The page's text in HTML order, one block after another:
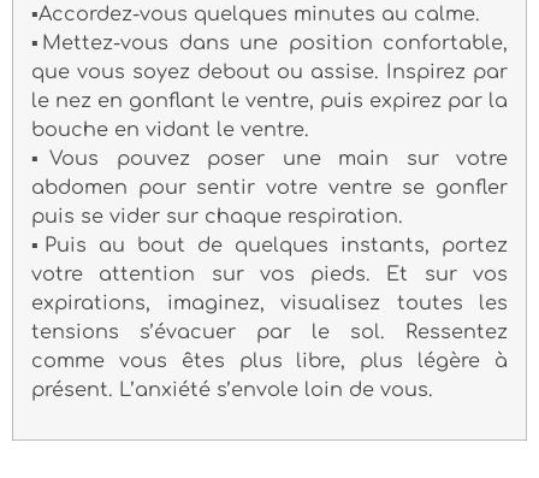
▪Accordez-vous quelques minutes au calme.
▪Mettez-vous dans une position confortable,
que vous soyez debout ou assise. Inspirez par
le nez en gonflant le ventre, puis expirez par la
bouche en vidant le ventre.
▪Vous pouvez poser une main sur votre
abdomen pour sentir votre ventre se gonfler
puis se vider sur chaque respiration.
▪Puis au bout de quelques instants, portez
votre attention sur vos pieds. Et sur vos
expirations, imaginez, visualisez toutes les
tensions s’évacuer par le sol. Ressentez
comme vous êtes plus libre, plus légère à
présent. L’anxiété s’envole loin de vous.